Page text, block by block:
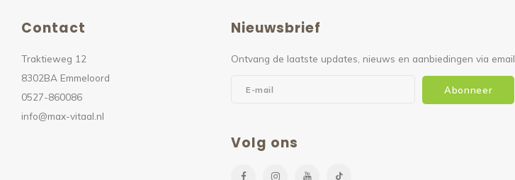
Contact
Traktieweg 12
8302BA Emmeloord
0527-860086
info@max-vitaal.nl
Nieuwsbrief
Ontvang de laatste updates, nieuws en aanbiedingen via email
Abonneer
Volg ons